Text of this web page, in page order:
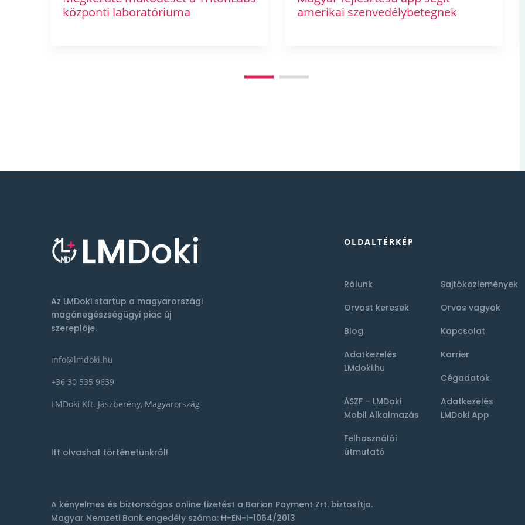
központi laboratóriuma
amerikai szenvedélybetegnek
Az LMDoki startup a magyarországi
magánegészségügyi piac új
szereplője.
info@lmdoki.hu
+36 30 535 9639
LMDoki Kft. Jászberény, Magyarország
Itt olvashat történetünkről!
OLDALTÉRKÉP
Rólunk
Sajtóközlemények
Orvost keresek
Orvos vagyok
Blog
Kapcsolat
Adatkezelés
LMdoki.hu
Karrier
Cégadatok
ÁSZF – LMDoki
Mobil Alkalmazás
Adatkezelés
LMDoki App
Felhasználói
útmutató
A kényelmes és biztonságos online fizetést a Barion Payment Zrt. biztosítja.
Magyar Nemzeti Bank engedély száma: H-EN-I-1064/2013